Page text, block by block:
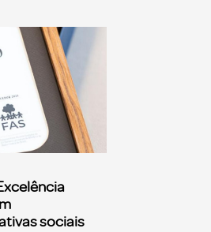
sociais